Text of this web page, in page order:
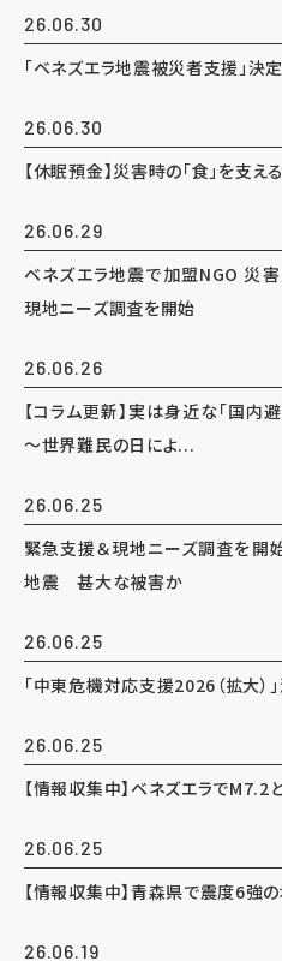
26.06.30
「ベネズエラ地震被災者支援」決
26.06.30
【休眠預金】災害時の「食」を支え
26.06.29
ベネズエラ地震で加盟NGO 災
現地ニーズ調査を開始
26.06.26
【コラム更新】実は身近な「国内
～世界難民の日によ...
26.06.25
緊急支援＆現地ニーズ調査を開
地震 甚大な被害か
26.06.25
「中東危機対応支援2026（拡大）
26.06.25
【情報収集中】ベネズエラで
26.06.25
【情報収集中】青森県で震度6強
26.06.19